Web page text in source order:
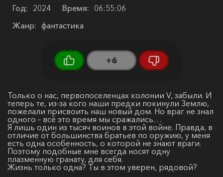
Год: 2024 Время: 06:55:06
Жанр: фантастика
+6
Только о нас, первопоселенцах колонии V, забыли. И
теперь те, из-за кого наши предки покинули Землю,
пожелали присвоить наш новый дом. Но враг не знал
одного – всё это время мы сражались…
Я лишь один из тысяч воинов в этой войне. Правда, в
отличие от большинства братьев по оружию, у меня
есть одна особенность, о которой не знают враги.
Поэтому подобные мне всегда носят одну
плазменную гранату, для себя.
Жизнь только одна? Ты в этом уверен, рядовой?